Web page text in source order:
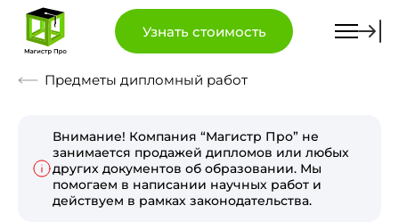
Узнать стоимость
Предметы дипломный работ
Внимание! Компания “Магистр Про” не
занимается продажей дипломов или любых
других документов об образовании. Мы
помогаем в написании научных работ и
действуем в рамках законодательства.